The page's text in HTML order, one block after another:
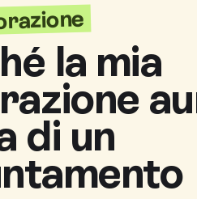
la mia
di un